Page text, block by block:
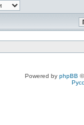
Powered by phpBB